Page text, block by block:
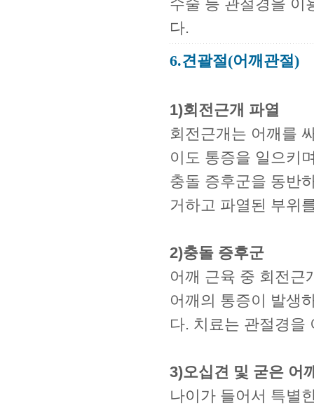
수술 등 관절경을 이
다.
6.견괄절(어깨관절)
1)회전근개 파열
회전근개는 어깨를
이도 통증을 일으키
충돌 증후군을 동반
거하고 파열된 부위
2)충돌 증후군
어깨 근육 중 회전근
어깨의 통증이 발생
다. 치료는 관절경을
3)오십견 및 굳은 어
나이가 들어서 특별